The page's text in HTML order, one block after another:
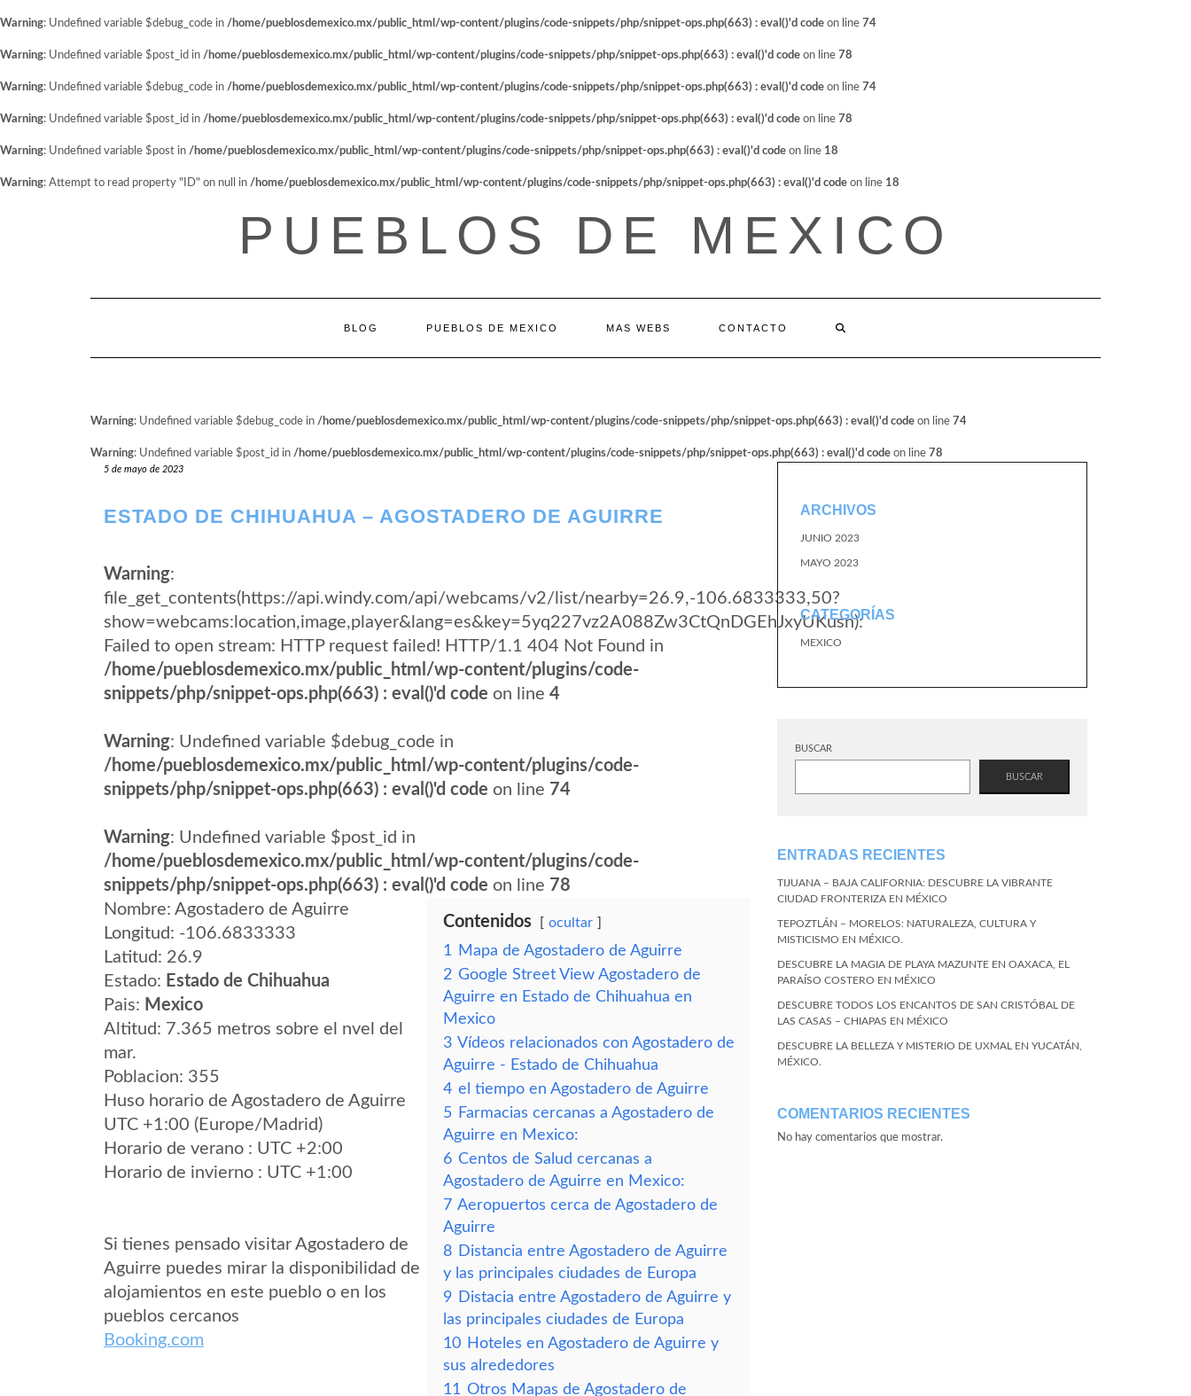
Warning: Undefined variable $debug_code in /home/pueblosdemexico.mx/public_html/wp-content/plugins/code-snippets/php/snippet-ops.php(663) : eval()'d code on line 74
Warning: Undefined variable $post_id in /home/pueblosdemexico.mx/public_html/wp-content/plugins/code-snippets/php/snippet-ops.php(663) : eval()'d code on line 78
Warning: Undefined variable $debug_code in /home/pueblosdemexico.mx/public_html/wp-content/plugins/code-snippets/php/snippet-ops.php(663) : eval()'d code on line 74
Warning: Undefined variable $post_id in /home/pueblosdemexico.mx/public_html/wp-content/plugins/code-snippets/php/snippet-ops.php(663) : eval()'d code on line 78
Warning: Undefined variable $post in /home/pueblosdemexico.mx/public_html/wp-content/plugins/code-snippets/php/snippet-ops.php(663) : eval()'d code on line 18
Warning: Attempt to read property "ID" on null in /home/pueblosdemexico.mx/public_html/wp-content/plugins/code-snippets/php/snippet-ops.php(663) : eval()'d code on line 18
PUEBLOS DE MEXICO
BLOG PUEBLOS DE MEXICO MAS WEBS CONTACTO
Warning: Undefined variable $debug_code in /home/pueblosdemexico.mx/public_html/wp-content/plugins/code-snippets/php/snippet-ops.php(663) : eval()'d code on line 74
Warning: Undefined variable $post_id in /home/pueblosdemexico.mx/public_html/wp-content/plugins/code-snippets/php/snippet-ops.php(663) : eval()'d code on line 78
5 de mayo de 2023
ESTADO DE CHIHUAHUA – AGOSTADERO DE AGUIRRE
Warning:
file_get_contents(https://api.windy.com/api/webcams/v2/list/nearby=26.9,-106.6833333,50?
show=webcams:location,image,player&lang=es&key=5yq227vz2A088Zw3CtQnDGEhJxyUKusn):
Failed to open stream: HTTP request failed! HTTP/1.1 404 Not Found in
/home/pueblosdemexico.mx/public_html/wp-content/plugins/code-
snippets/php/snippet-ops.php(663) : eval()'d code on line 4
Warning: Undefined variable $debug_code in
/home/pueblosdemexico.mx/public_html/wp-content/plugins/code-
snippets/php/snippet-ops.php(663) : eval()'d code on line 74
Warning: Undefined variable $post_id in
/home/pueblosdemexico.mx/public_html/wp-content/plugins/code-
snippets/php/snippet-ops.php(663) : eval()'d code on line 78
Nombre: Agostadero de Aguirre
Longitud: -106.6833333
Latitud: 26.9
Estado: Estado de Chihuahua
Pais: Mexico
Altitud: 7.365 metros sobre el nvel del
mar.
Poblacion: 355
Huso horario de Agostadero de Aguirre
UTC +1:00 (Europe/Madrid)
Horario de verano : UTC +2:00
Horario de invierno : UTC +1:00
Si tienes pensado visitar Agostadero de
Aguirre puedes mirar la disponibilidad de
alojamientos en este pueblo o en los
pueblos cercanos
Booking.com
Contenidos ocultar
1
Mapa de Agostadero de Aguirre
2 Google Street View Agostadero de
Aguirre en Estado de Chihuahua en
Mexico
3 Vídeos relacionados con Agostadero de
Aguirre - Estado de Chihuahua
4 el tiempo en Agostadero de Aguirre
5 Farmacias cercanas a Agostadero de
Aguirre en Mexico:
6 Centos de Salud cercanas a
Agostadero de Aguirre en Mexico:
7 Aeropuertos cerca de Agostadero de
Aguirre
8 Distancia entre Agostadero de Aguirre
y las principales ciudades de Europa
9 Distacia entre Agostadero de Aguirre y
las principales ciudades de Europa
10 Hoteles en Agostadero de Aguirre y
sus alrededores
11 Otros Mapas de Agostadero de
ARCHIVOS
JUNIO 2023
MAYO 2023
CATEGORÍAS
MEXICO
BUSCAR
BUSCAR
ENTRADAS RECIENTES
TIJUANA – BAJA CALIFORNIA: DESCUBRE LA VIBRANTE
CIUDAD FRONTERIZA EN MÉXICO
TEPOZTLÁN – MORELOS: NATURALEZA, CULTURA Y
MISTICISMO EN MÉXICO.
DESCUBRE LA MAGIA DE PLAYA MAZUNTE EN OAXACA, EL
PARAÍSO COSTERO EN MÉXICO
DESCUBRE TODOS LOS ENCANTOS DE SAN CRISTÓBAL DE
LAS CASAS – CHIAPAS EN MÉXICO
DESCUBRE LA BELLEZA Y MISTERIO DE UXMAL EN YUCATÁN,
MÉXICO.
COMENTARIOS RECIENTES
No hay comentarios que mostrar.